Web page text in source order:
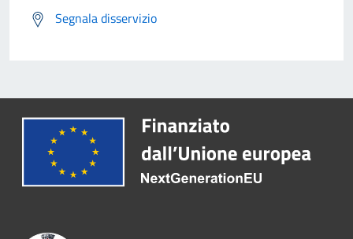
Segnala disservizio